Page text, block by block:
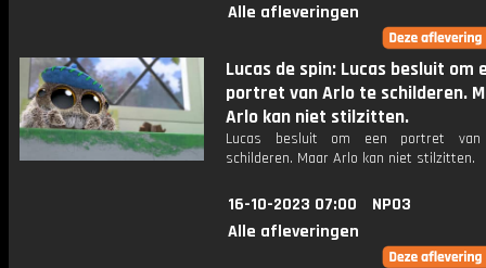
Alle afleveringen
Lucas de spin: Lucas besluit om
portret van Arlo te schilderen.
Arlo kan niet stilzitten.
Lucas besluit om een portret
schilderen. Maar Arlo kan niet stilzitten.
16-10-2023 07:00
NPO3
Alle afleveringen